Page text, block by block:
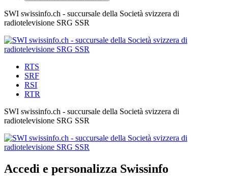
SWI swissinfo.ch - succursale della Società svizzera di
radiotelevisione SRG SSR
RTS
SRF
RSI
RTR
SWI swissinfo.ch - succursale della Società svizzera di
radiotelevisione SRG SSR
Accedi e personalizza Swissinfo